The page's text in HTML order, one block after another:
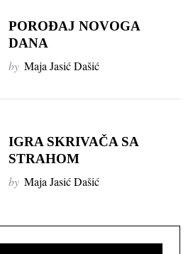
POROĐAJ NOVOGA
DANA
by Maja Jasić Dašić
IGRA SKRIVAČA SA
STRAHOM
by Maja Jasić Dašić